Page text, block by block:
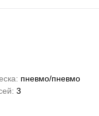
пневмо/пневмо
3